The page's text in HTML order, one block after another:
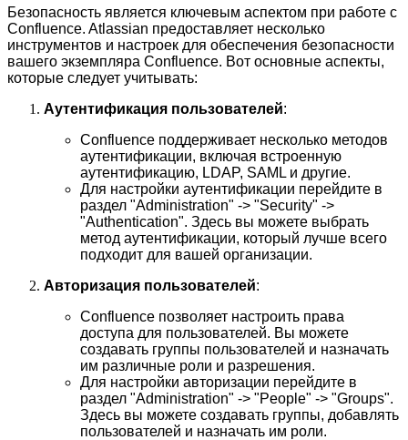
Безопасность является ключевым аспектом при работе с
Confluence. Atlassian предоставляет несколько
инструментов и настроек для обеспечения безопасности
вашего экземпляра Confluence. Вот основные аспекты,
которые следует учитывать:
Аутентификация пользователей:
Confluence поддерживает несколько методов
аутентификации, включая встроенную
аутентификацию, LDAP, SAML и другие.
Для настройки аутентификации перейдите в
раздел "Administration" -> "Security" ->
"Authentication". Здесь вы можете выбрать
метод аутентификации, который лучше всего
подходит для вашей организации.
Авторизация пользователей:
Confluence позволяет настроить права
доступа для пользователей. Вы можете
создавать группы пользователей и назначать
им различные роли и разрешения.
Для настройки авторизации перейдите в
раздел "Administration" -> "People" -> "Groups".
Здесь вы можете создавать группы, добавлять
пользователей и назначать им роли.